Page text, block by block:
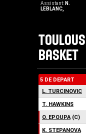
Assistant: N.
LEBLANC
BASKET
5 DE DEPART
L. TURCINOVIC
T. HAWKINS
O. EPOUPA (C)
K. STEPANOVA